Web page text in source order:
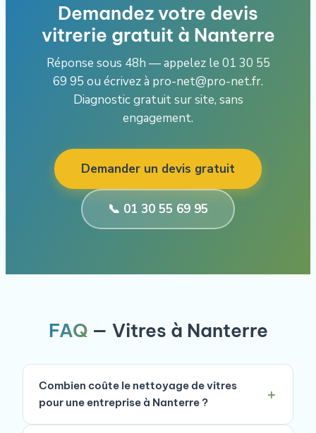
Demandez votre devis
vitrerie gratuit à Nanterre
Réponse sous 48h — appelez le 01 30 55
69 95 ou écrivez à pro-net@pro-net.fr.
Diagnostic gratuit sur site, sans
engagement.
Demander un devis gratuit
📞 01 30 55 69 95
FAQ— Vitres à Nanterre
Combien coûte le nettoyage de vitres
pour une entreprise à Nanterre ?